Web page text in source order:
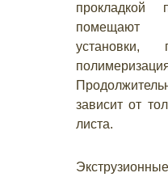
прокладкой
установки,
зависит от
листа.